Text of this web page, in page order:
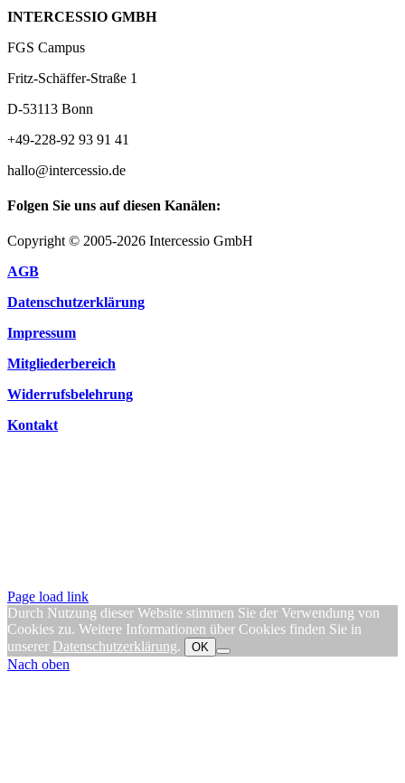
INTERCESSIO GMBH
FGS Campus
Fritz-Schäffer-Straße 1
D-53113 Bonn
+49-228-92 93 91 41
hallo@intercessio.de
Folgen Sie uns auf diesen Kanälen:
Copyright © 2005-2026 Intercessio GmbH
AGB
Datenschutzerklärung
Impressum
Mitgliederbereich
Widerrufsbelehrung
Kontakt
Page load link
Durch Nutzung dieser Website stimmen Sie der Verwendung von
Cookies zu. Weitere Informationen über Cookies finden Sie in
unserer Datenschutzerklärung. OK
Nach oben